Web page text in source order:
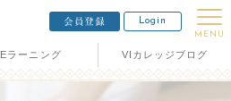
会員登録 Login
MENU
Eラーニング VIカレッジブログ